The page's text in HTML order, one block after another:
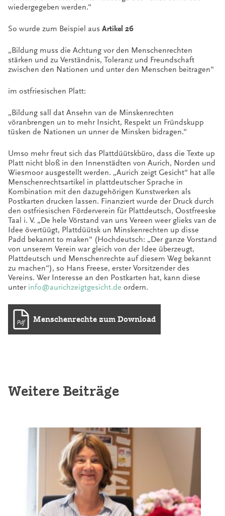
wiedergegeben werden.“
So wurde zum Beispiel aus Artikel 26
„Bildung muss die Achtung vor den Menschenrechten
stärken und zu Verständnis, Toleranz und Freundschaft
zwischen den Nationen und unter den Menschen beitragen“
im ostfriesischen Platt:
„Bildung sall dat Ansehn van de Minskenrechten
vöranbrengen un to mehr Insicht, Respekt un Fründskupp
tüsken de Nationen un unner de Minsken bidragen.“
Umso mehr freut sich das Plattdüütskbüro, dass die Texte up
Platt nicht bloß in den Innenstädten von Aurich, Norden und
Wiesmoor ausgestellt werden. „Aurich zeigt Gesicht“ hat alle
Menschenrechtsartikel in plattdeutscher Sprache in
Kombination mit den dazugehörigen Kunstwerken als
Postkarten drucken lassen. Finanziert wurde der Druck durch
den ostfriesischen Förderverein für Plattdeutsch, Oostfreeske
Taal i. V. „De hele Vörstand van uns Vereen weer glieks van de
Idee övertüügt, Plattdüütsk un Minskenrechten up disse
Padd bekannt to maken“ (Hochdeutsch: „Der ganze Vorstand
von unserem Verein war gleich von der Idee überzeugt,
Plattdeutsch und Menschenrechte auf diesem Weg bekannt
zu machen“), so Hans Freese, erster Vorsitzender des
Vereins. Wer Interesse an den Postkarten hat, kann diese
unter info@aurichzeigtgesicht.de ordern.
Menschenrechte zum Download
Weitere Beiträge